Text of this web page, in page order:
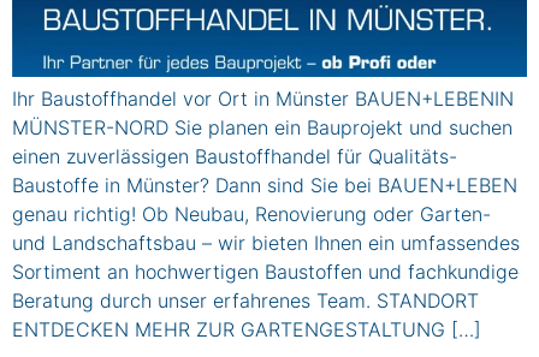
Ihr Baustoffhandel vor Ort in Münster BAUEN+LEBENIN
MÜNSTER-NORD Sie planen ein Bauprojekt und suchen
einen zuverlässigen Baustoffhandel für Qualitäts-
Baustoffe in Münster? Dann sind Sie bei BAUEN+LEBEN
genau richtig! Ob Neubau, Renovierung oder Garten-
und Landschaftsbau – wir bieten Ihnen ein umfassendes
Sortiment an hochwertigen Baustoffen und fachkundige
Beratung durch unser erfahrenes Team. STANDORT
ENTDECKEN MEHR ZUR GARTENGESTALTUNG […]